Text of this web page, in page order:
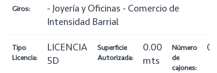
Giros:
- Joyería y Oficinas - Comercio de
Intensidad Barrial
Tipo
Licencia:
LICENCIA
5D
Superficie
Autorizada:
0.00
mts
Número
de
cajones:
0